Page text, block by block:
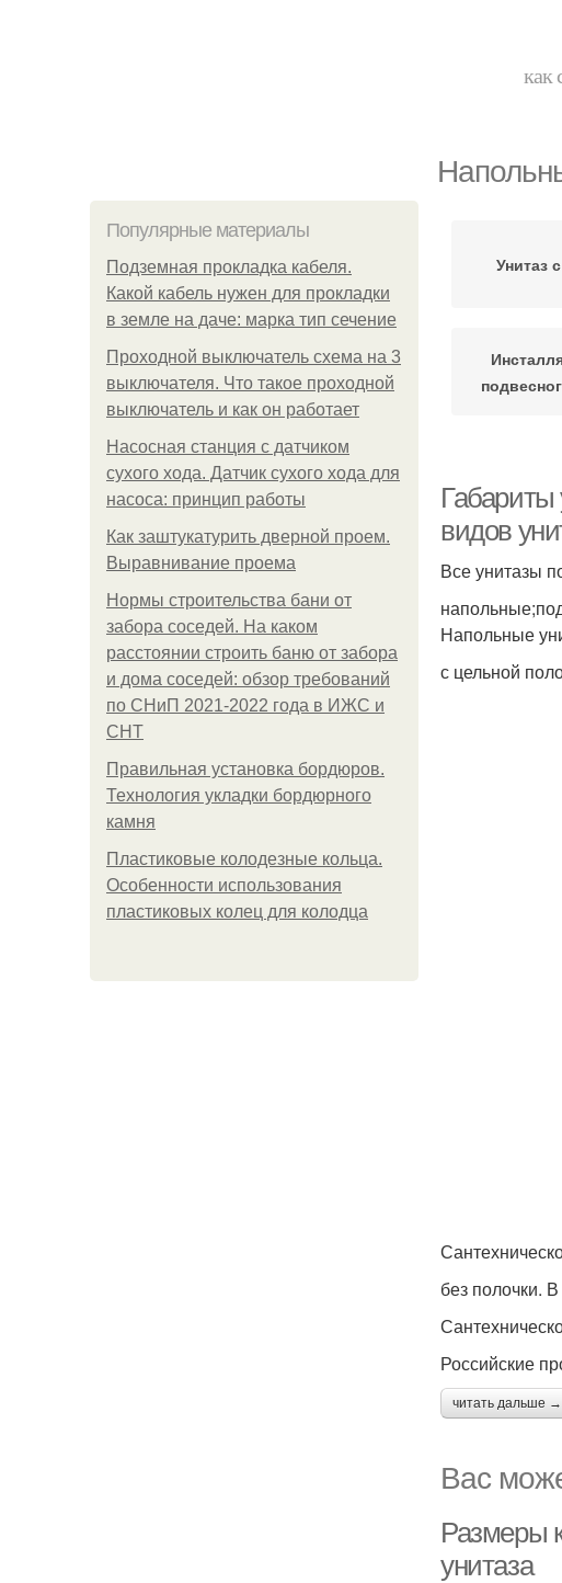
как
Популярные материалы
Подземная прокладка кабеля.
Какой кабель нужен для прокладки
в земле на даче: марка тип сечение
Проходной выключатель схема на 3
выключателя. Что такое проходной
выключатель и как он работает
Насосная станция с датчиком
сухого хода. Датчик сухого хода для
насоса: принцип работы
Как заштукатурить дверной проем.
Выравнивание проема
Нормы строительства бани от
забора соседей. На каком
расстоянии строить баню от забора
и дома соседей: обзор требований
по СНиП 2021-2022 года в ИЖС и
СНТ
Правильная установка бордюров.
Технология укладки бордюрного
камня
Пластиковые колодезные кольца.
Особенности использования
пластиковых колец для колодца
Унитаз
Габариты
видов
Все унитазы
Напольные
с цельной
без полочки.
Российские
читать дальше →
Вас
Размеры
унитаза